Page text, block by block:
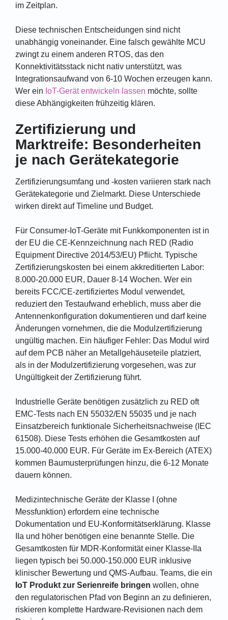
im Zeitplan.
Diese technischen Entscheidungen sind nicht
unabhängig voneinander. Eine falsch gewählte MCU
zwingt zu einem anderen RTOS, das den
Konnektivitätsstack nicht nativ unterstützt, was
Integrationsaufwand von 6-10 Wochen erzeugen kann.
Wer ein IoT-Gerät entwickeln lassen möchte, sollte
diese Abhängigkeiten frühzeitig klären.
Zertifizierung und
Marktreife: Besonderheiten
je nach Gerätekategorie
Zertifizierungsumfang und -kosten variieren stark nach
Gerätekategorie und Zielmarkt. Diese Unterschiede
wirken direkt auf Timeline und Budget.
Für Consumer-IoT-Geräte mit Funkkomponenten ist in
der EU die CE-Kennzeichnung nach RED (Radio
Equipment Directive 2014/53/EU) Pflicht. Typische
Zertifizierungskosten bei einem akkreditierten Labor:
8.000-20.000 EUR, Dauer 8-14 Wochen. Wer ein
bereits FCC/CE-zertifiziertes Modul verwendet,
reduziert den Testaufwand erheblich, muss aber die
Antennenkonfiguration dokumentieren und darf keine
Änderungen vornehmen, die die Modulzertifizierung
ungültig machen. Ein häufiger Fehler: Das Modul wird
auf dem PCB näher an Metallgehäuseteile platziert,
als in der Modulzertifizierung vorgesehen, was zur
Ungültigkeit der Zertifizierung führt.
Industrielle Geräte benötigen zusätzlich zu RED oft
EMC-Tests nach EN 55032/EN 55035 und je nach
Einsatzbereich funktionale Sicherheitsnachweise (IEC
61508). Diese Tests erhöhen die Gesamtkosten auf
15.000-40.000 EUR. Für Geräte im Ex-Bereich (ATEX)
kommen Baumusterprüfungen hinzu, die 6-12 Monate
dauern können.
Medizintechnische Geräte der Klasse I (ohne
Messfunktion) erfordern eine technische
Dokumentation und EU-Konformitätserklärung. Klasse
IIa und höher benötigen eine benannte Stelle. Die
Gesamtkosten für MDR-Konformität einer Klasse-IIa
liegen typisch bei 50.000-150.000 EUR inklusive
klinischer Bewertung und QMS-Aufbau. Teams, die ein
IoT Produkt zur Serienreife bringen wollen, ohne
den regulatorischen Pfad von Beginn an zu definieren,
riskieren komplette Hardware-Revisionen nach dem